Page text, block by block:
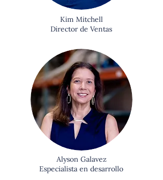
Kim Mitchell
Director de Ventas
Alyson Galavez
Especialista en desarrollo